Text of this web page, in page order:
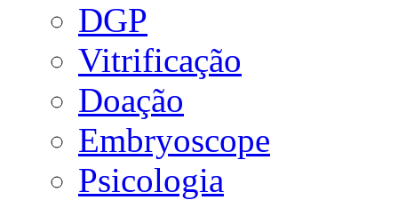
DGP
Vitrificação
Doação
Embryoscope
Psicologia